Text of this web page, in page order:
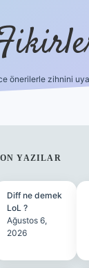
önerilerle zihnini
YAZILAR
Diff ne demek
LoL ?
Ağustos 6,
2026